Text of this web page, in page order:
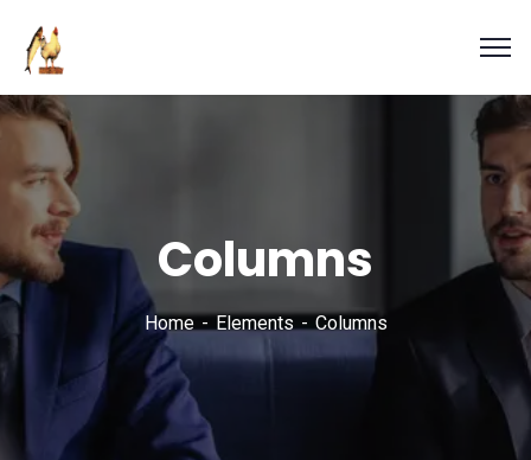
Columns
Home Elements Columns